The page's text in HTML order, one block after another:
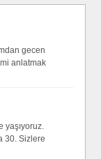
gecen
anlatmak
yaşıyoruz.
30. Sizlere